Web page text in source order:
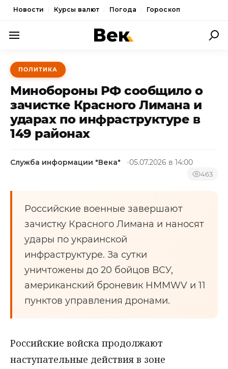
Новости Курсы валют Погода Гороскоп
ПОЛИТИКА
ЭКОНОМИКА
ОБЩЕСТВО
СПОРТ
КУЛЬТУРА
НОВОСТИ
ПОЛИТИКА
Минобороны РФ сообщило о
зачистке Красного Лимана и
ударах по инфраструктуре в
149 районах
Служба информации "Века" 05.07.2026 в 14:00
463
Российские военные завершают
зачистку Красного Лимана и наносят
удары по украинской
инфраструктуре. За сутки
уничтожены до 20 бойцов ВСУ,
американский броневик HMMWV и 11
пунктов управления дронами.
Российские войска продолжают
наступательные действия в зоне